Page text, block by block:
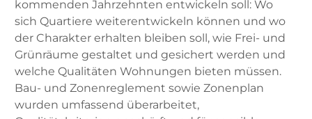
kommenden Jahrzehnten entwickeln soll: Wo
sich Quartiere weiterentwickeln können und wo
der Charakter erhalten bleiben soll, wie Frei- und
Grünräume gestaltet und gesichert werden und
welche Qualitäten Wohnungen bieten müssen.
Bau- und Zonenreglement sowie Zonenplan
wurden umfassend überarbeitet,